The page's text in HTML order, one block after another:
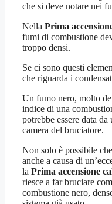
che si deve notare nei
Nella Prima
fumi di combustione
troppo densi.
Se ci sono questi
che riguarda i
Un fumo nero, molto
indice di una
potrebbe essere data
camera del bruciatore.
Non solo è possibile
anche a causa di
la Prima accensione
riesce a far bruciare
combustione nero,